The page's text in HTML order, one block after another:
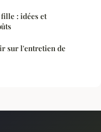
: idées et
sur l'entretien de